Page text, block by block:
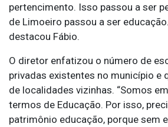
pertencimento. Isso passou a ser
de Limoeiro passou a ser
destacou Fábio.
O diretor enfatizou o número de
privadas existentes no município e
de localidades vizinhas. “Somos
termos de Educação. Por isso,
patrimônio educação, porque sem